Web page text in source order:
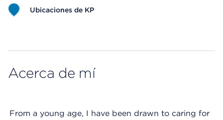
Ubicaciones de KP
Acerca de mí
From a young age, I have been drawn to caring for